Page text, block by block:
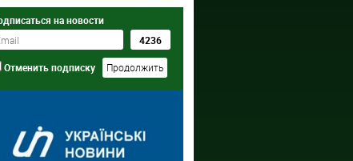
на новости
Отменить подписку